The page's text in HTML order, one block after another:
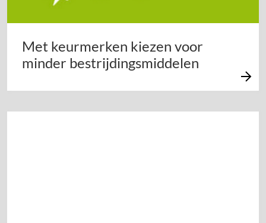
Met keurmerken kiezen voor
minder bestrijdingsmiddelen